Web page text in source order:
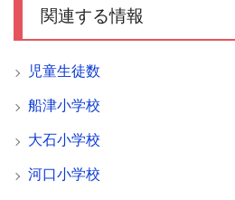
関連する情報
児童生徒数
船津小学校
大石小学校
河口小学校